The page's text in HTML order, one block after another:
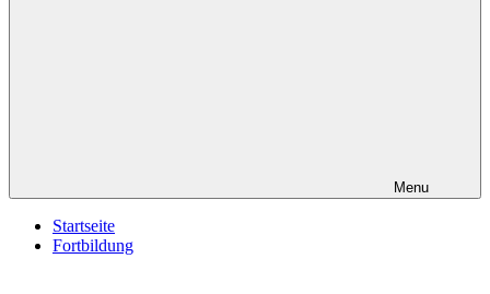
Menu
Startseite
Fortbildung